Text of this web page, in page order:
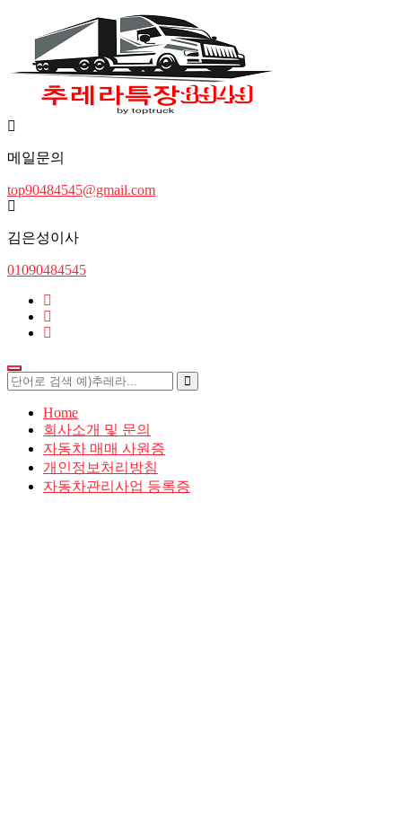
메일문의
top90484545@gmail.com
김은성이사
01090484545
Home
회사소개 및 문의
자동차 매매 사원증
개인정보처리방침
자동차관리사업 등록증